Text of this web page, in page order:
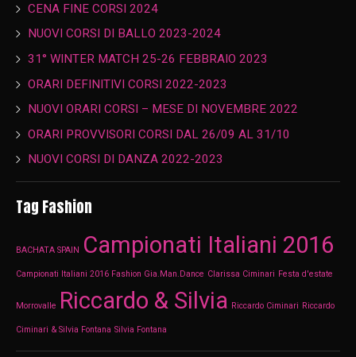
CENA FINE CORSI 2024
NUOVI CORSI DI BALLO 2023-2024
31° WINTER MATCH 25-26 FEBBRAIO 2023
ORARI DEFINITIVI CORSI 2022-2023
NUOVI ORARI CORSI – MESE DI NOVEMBRE 2022
ORARI PROVVISORI CORSI DAL 26/09 AL 31/10
NUOVI CORSI DI DANZA 2022-2023
Tag Fashion
BACHATA SPAIN Campionati Italiani 2016
Campionati Italiani 2016 Fashion Gia.Man.Dance Clarissa Ciminari Festa d'estate
Morrovalle Riccardo & Silvia Riccardo Ciminari Riccardo
Ciminari & Silvia Fontana Silvia Fontana